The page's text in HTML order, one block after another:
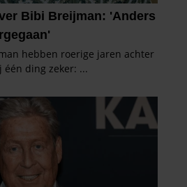
combineren met andere
heeft verstrekt of die ze hebben
uw gebruik van hun services. U
cookies als u onze website blijft